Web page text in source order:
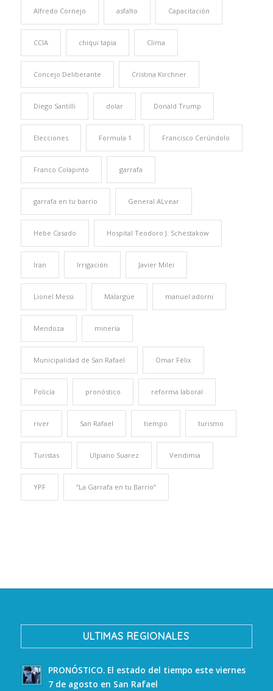
Alfredo Cornejo asfalto Capacitación
CCIA chiqui tapia Clima
Concejo Deliberante Cristina Kirchner
Diego Santilli dolar Donald Trump
Elecciones Formula 1 Francisco Cerúndolo
Franco Colapinto garrafa
garrafa en tu barrio General ALvear
Hebe Casado Hospital Teodoro J. Schestakow
Iran Irrigación Javier Milei
Lionel Messi Malargüe manuel adorni
Mendoza minería
Municipalidad de San Rafael Omar Félix
Policía pronóstico reforma laboral
river San Rafael tiempo turismo
Turistas Ulpiano Suarez Vendimia
YPF “La Garrafa en tu Barrio”
ULTIMAS REGIONALES
PRONÓSTICO. El estado del tiempo este viernes
7 de agosto en San Rafael